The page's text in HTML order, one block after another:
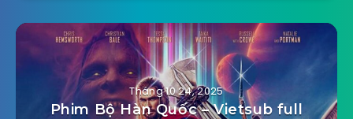
Tháng 10 24, 2025
Phim Bộ Hàn Quốc – Vietsub full